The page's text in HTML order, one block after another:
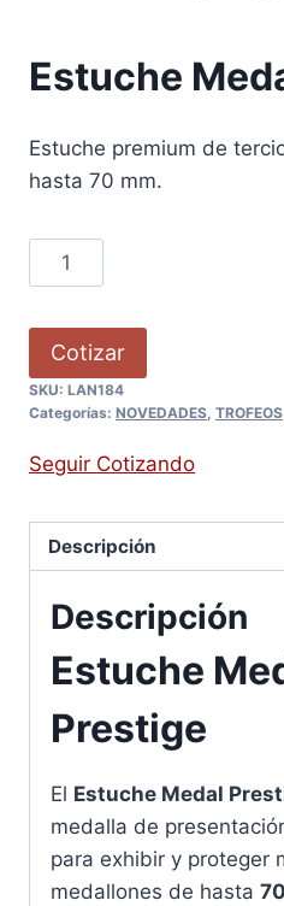
Estuche
Estuche premium de
hasta 70 mm.
Cotizar
SKU: LAN184
Categorías: NOVEDADES, TROFEOS
Seguir Cotizando
Descripción
Descripción
Estuche
Prestige
El Estuche Medal
medalla de
para exhibir y proteger
medallones de hasta